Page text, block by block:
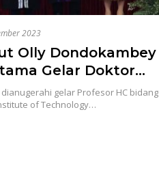
2023
Olly Dondokambey
Gelar Doktor
dari Unsratgelar Profesor HC bidang
of Technology…